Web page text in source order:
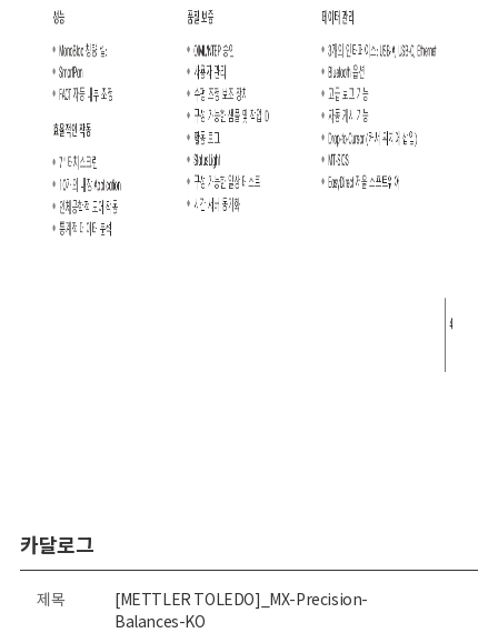
카달로그
제목
[METTLER TOLEDO]_MX-Precision-
Balances-KO